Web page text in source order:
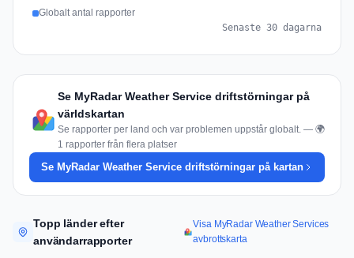
Globalt antal rapporter
Senaste 30 dagarna
Se MyRadar Weather Service driftstörningar på
världskartan
Se rapporter per land och var problemen uppstår globalt. — 🌍
1 rapporter från flera platser
Se MyRadar Weather Service driftstörningar på kartan
Topp länder efter
användarrapporter
Visa MyRadar Weather Services
avbrottskarta